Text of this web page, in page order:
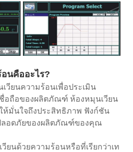
นคืออะไร?
วียนความร้อนเพื่อประเมิน
อถือของผลิตภัณฑ์ ห้องหมุนเวียน
ห้มั่นใจถึงประสิทธิภาพ ฟังก์ชัน
ลอดภัยของผลิตภัณฑ์ของคุณ
ยนด้วยความร้อนหรือที่เรียกว่าเท